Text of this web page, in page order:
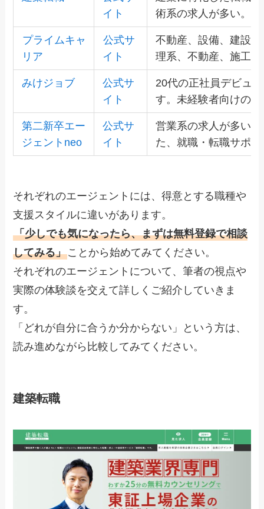
イト
術系の求人が多い。
プライムキャ
リア
公式サ
イト
不動産、設備、建設
理系、不動産、施工
みけジョブ
公式サ
イト
20代の正社員デビュ
す。未経験者向けの
第二新卒エー
ジェントneo
公式サ
イト
営業系の求人が多い
た、就職・転職サポ
それぞれのエージェントには、得意とする職種や
支援スタイルに違いがあります。
「少しでも気になったら、まずは無料登録で相談
してみる」ことから始めてみてください。
それぞれのエージェントについて、筆者の視点や
実際の体験談を交えて詳しくご紹介していきま
す。
「どれが自分に合うか分からない」という方は、
読み進めながら比較してみてください。
建築転職